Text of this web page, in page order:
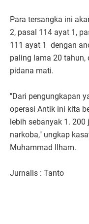
Para tersangka ini
2, pasal 114 ayat 1,
111 ayat 1 dengan
paling lama 20 tahun,
pidana mati.
"Dari pengungkapan
operasi Antik ini kita
lebih sebanyak 1.
narkoba," ungkap
Muhammad Ilham.
Jurnalis : Tanto